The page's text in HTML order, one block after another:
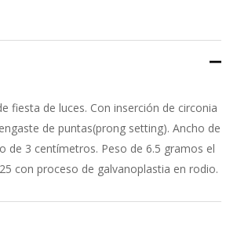
fiesta de luces. Con inserción de circonia
de puntas(prong setting). Ancho de
de 3 centímetros. Peso de 6.5 gramos el
con proceso de galvanoplastia en rodio.